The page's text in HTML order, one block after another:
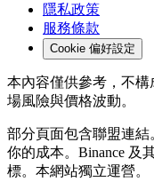
隱私政策
服務條款
Cookie 偏好設定
本內容僅供參考，不
場風險與價格波動。
部分頁面包含聯盟連
你的成本。Binance 及
標。本網站獨立運營。